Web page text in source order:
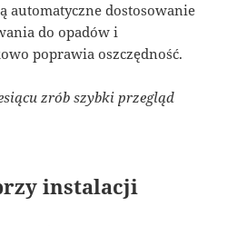
dostosowanie
do opadów i
poprawia oszczędność.
zrób szybki przegląd
instalacji